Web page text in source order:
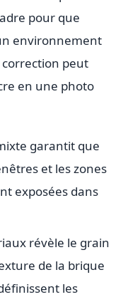
pour que
environnement
peut
en une photo
garantit que
et les zones
exposées dans
révèle le grain
de la brique
les